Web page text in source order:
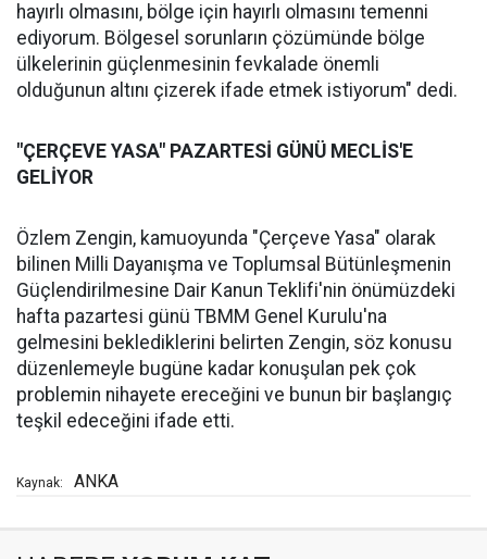
hayırlı olmasını, bölge için hayırlı olmasını temenni
ediyorum. Bölgesel sorunların çözümünde bölge
ülkelerinin güçlenmesinin fevkalade önemli
olduğunun altını çizerek ifade etmek istiyorum" dedi.
"ÇERÇEVE YASA" PAZARTESİ GÜNÜ MECLİS'E
GELİYOR
Özlem Zengin, kamuoyunda "Çerçeve Yasa" olarak
bilinen Milli Dayanışma ve Toplumsal Bütünleşmenin
Güçlendirilmesine Dair Kanun Teklifi'nin önümüzdeki
hafta pazartesi günü TBMM Genel Kurulu'na
gelmesini beklediklerini belirten Zengin, söz konusu
düzenlemeyle bugüne kadar konuşulan pek çok
problemin nihayete ereceğini ve bunun bir başlangıç
teşkil edeceğini ifade etti.
Kaynak: ANKA